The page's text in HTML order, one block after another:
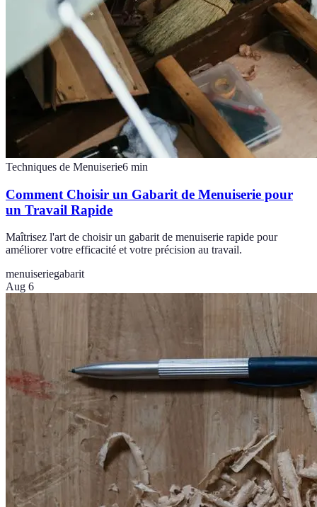
Techniques de Menuiserie6 min
Comment Choisir un Gabarit de Menuiserie pour
un Travail Rapide
Maîtrisez l'art de choisir un gabarit de menuiserie rapide pour
améliorer votre efficacité et votre précision au travail.
menuiseriegabarit
Aug 6